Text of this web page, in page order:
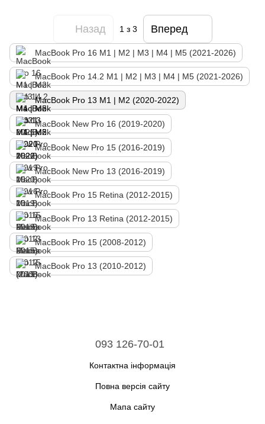
Назад 1з 3 Вперед
MacBook Pro 16 М1 | М2 | M3 | M4 | M5 (2021-2026)
MacBook Pro 14.2 М1 | М2 | M3 | M4 | M5 (2021-2026)
MacBook Pro 13 M1 | M2 (2020-2022)
MacBook New Pro 16 (2019-2020)
MacBook New Pro 15 (2016-2019)
MacBook New Pro 13 (2016-2019)
MacBook Pro 15 Retina (2012-2015)
MacBook Pro 13 Retina (2012-2015)
MacBook Pro 15 (2008-2012)
MacBook Pro 13 (2010-2012)
093 126-70-01
Контактна інформація
Повна версія сайту
Мапа сайту